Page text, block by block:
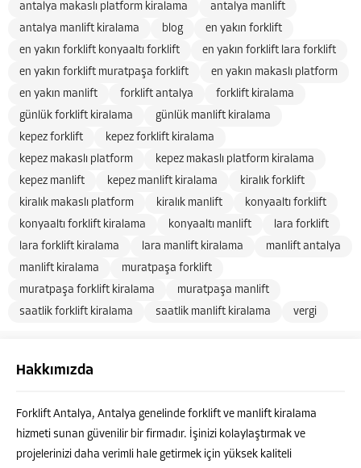
antalya makaslı platform kiralama
antalya manlift
antalya manlift kiralama
blog
en yakın forklift
en yakın forklift konyaaltı forklift
en yakın forklift lara forklift
en yakın forklift muratpaşa forklift
en yakın makaslı platform
en yakın manlift
forklift antalya
forklift kiralama
günlük forklift kiralama
günlük manlift kiralama
kepez forklift
kepez forklift kiralama
kepez makaslı platform
kepez makaslı platform kiralama
kepez manlift
kepez manlift kiralama
kiralık forklift
kiralık makaslı platform
kiralık manlift
konyaaltı forklift
konyaaltı forklift kiralama
konyaaltı manlift
lara forklift
lara forklift kiralama
lara manlift kiralama
manlift antalya
manlift kiralama
muratpaşa forklift
muratpaşa forklift kiralama
muratpaşa manlift
saatlik forklift kiralama
saatlik manlift kiralama vergi
Hakkımızda
Forklift Antalya, Antalya genelinde forklift ve manlift kiralama
hizmeti sunan güvenilir bir firmadır. İşinizi kolaylaştırmak ve
projelerinizi daha verimli hale getirmek için yüksek kaliteli